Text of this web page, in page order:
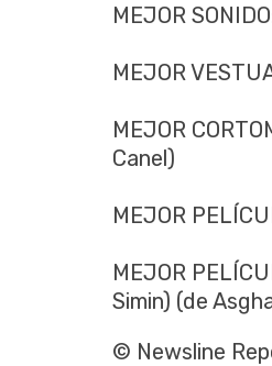
MEJOR
MEJOR
MEJOR
Canel)
MEJOR
MEJOR
Simin) (de
© Newsline